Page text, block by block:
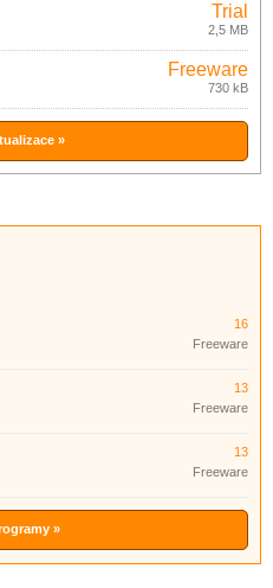
Trial
2,5 MB
Freeware
730 kB
»
16
Freeware
13
Freeware
13
Freeware
»